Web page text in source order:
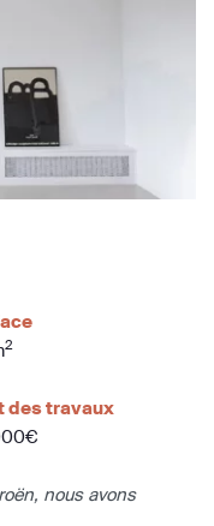
2
des travaux
nous avons